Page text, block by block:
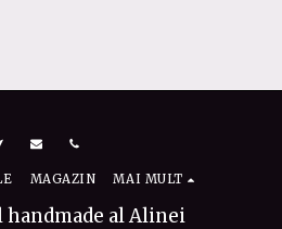
al Alinei
MAGAZIN MAI MULT